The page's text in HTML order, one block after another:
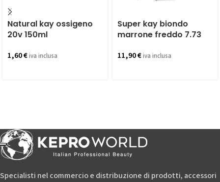
Natural kay ossigeno
20v 150ml
1,60€iva inclusa
Super kay biondo
marrone freddo 7.73
11,90€iva inclusa
Specialisti nel commercio e distribuzione di prodotti, accessori